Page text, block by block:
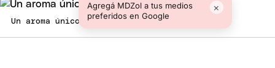
Agregá MDZol a tus medios
preferidos en Google
×
Un aroma único. Fuente. IA Gemini.